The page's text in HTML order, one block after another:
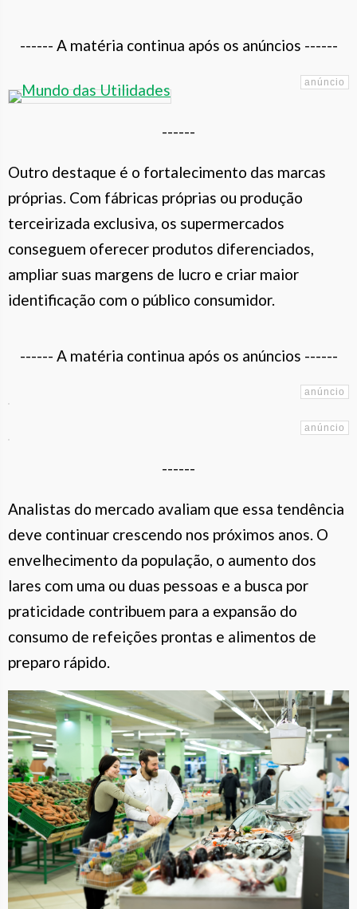
------ A matéria continua após os anúncios ------
------
Outro destaque é o fortalecimento das marcas
próprias. Com fábricas próprias ou produção
terceirizada exclusiva, os supermercados
conseguem oferecer produtos diferenciados,
ampliar suas margens de lucro e criar maior
identificação com o público consumidor.
------ A matéria continua após os anúncios ------
------
Analistas do mercado avaliam que essa tendência
deve continuar crescendo nos próximos anos. O
envelhecimento da população, o aumento dos
lares com uma ou duas pessoas e a busca por
praticidade contribuem para a expansão do
consumo de refeições prontas e alimentos de
preparo rápido.